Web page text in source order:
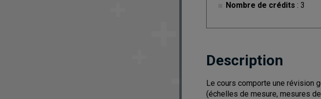
Nombre de crédits : 3
Description
Le cours comporte une révision
(échelles de mesure, mesures